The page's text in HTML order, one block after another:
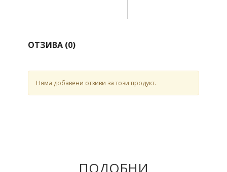
ОТЗИВА (0)
Няма добавени отзиви за този продукт.
ПОДОБНИ